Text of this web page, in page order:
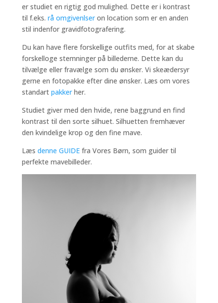
er studiet en rigtig god mulighed. Dette er i kontrast
til f.eks. rå omgivenlseron location som er en anden
stil indenfor gravidfotografering.
Du kan have flere forskellige outfits med, for at skabe
forskelloge stemninger på billederne. Dette kan du
tilvælge eller fravælge som du ønsker. Vi skeædersyr
gerne en fotopakke efter dine ønsker. Læs om vores
standart pakkerher.
Studiet giver med den hvide, rene baggrund en find
kontrast til den sorte silhuet. Silhuetten fremhæver
den kvindelige krop og den fine mave.
Læs denne GUIDEfra Vores Børn, som guider til
perfekte mavebilleder.